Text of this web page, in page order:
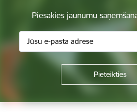
Piesakies jaunumu
Kājene